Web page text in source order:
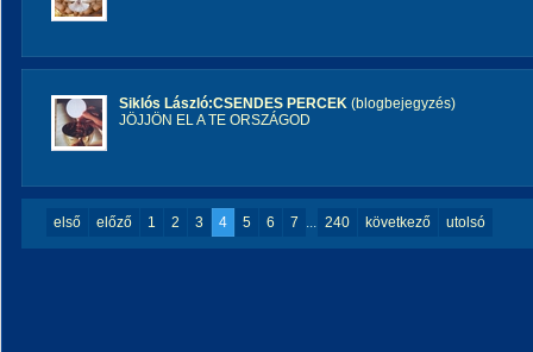
Siklós László:CSENDES PERCEK (blogbejegyzés)
JÖJJÖN EL A TE ORSZÁGOD
első előző 1 2 3 4 5 6 7 ... 240 következő utolsó